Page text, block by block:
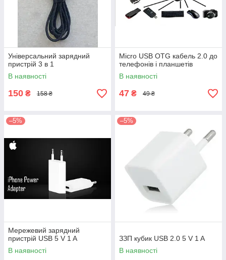
Універсальний зарядний
пристрій 3 в 1
В наявності
150 ₴ 158 ₴
Micro USB OTG кабель 2.0 до
телефонів і планшетів
В наявності
47 ₴ 49 ₴
–5%
Мережевий зарядний
пристрій USB 5 V 1 A
В наявності
–5%
ЗЗП кубик USB 2.0 5 V 1 A
В наявності